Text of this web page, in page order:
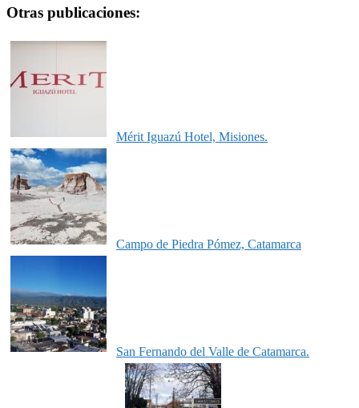
Otras publicaciones:
Mérit Iguazú Hotel, Misiones.
Campo de Piedra Pómez, Catamarca
San Fernando del Valle de Catamarca.